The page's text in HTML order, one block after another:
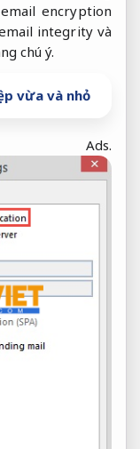
encryption
integrity và
chú ý.
vừa và nhỏ